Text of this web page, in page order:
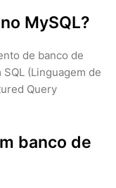
MySQL?
de banco de
(Linguagem de
Query
banco de